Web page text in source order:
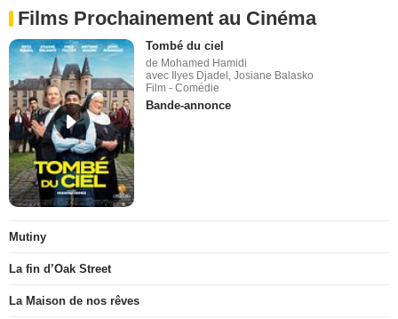
Films Prochainement au Cinéma
Tombé du ciel
de Mohamed Hamidi
avec Ilyes Djadel, Josiane Balasko
Film - Comédie
Bande-annonce
Mutiny
La fin d’Oak Street
La Maison de nos rêves